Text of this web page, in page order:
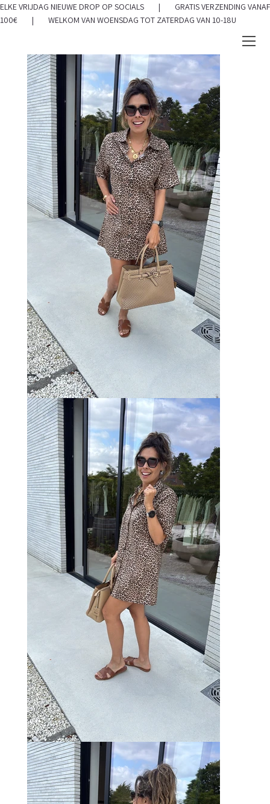
ELKE VRIJDAG NIEUWE DROP OP SOCIALS | GRATIS VERZENDING VANAF
100€ | WELKOM VAN WOENSDAG TOT ZATERDAG VAN 10-18U